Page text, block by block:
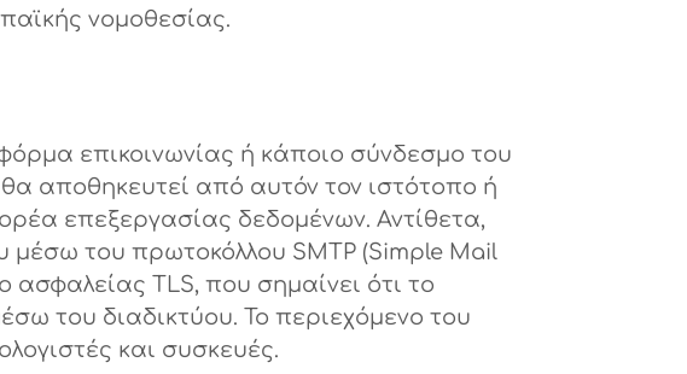
νομοθεσίας.
επικοινωνίας ή κάποιο σύνδεσμο του
αποθηκευτεί από αυτόν τον ιστότοπο ή
επεξεργασίας δεδομένων. Αντίθετα,
μέσω του πρωτοκόλλου SMTP (Simple Mail
TLS, που σημαίνει ότι το
του διαδικτύου. Το περιεχόμενο του
και συσκευές.